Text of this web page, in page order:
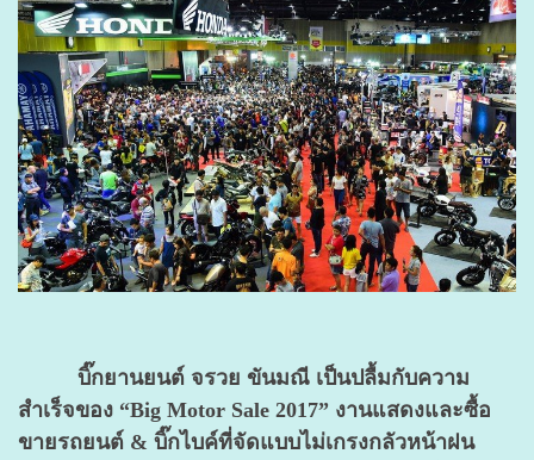
บิ๊กยานยนต์ จรวย ขันมณี เป็นปลื้มกับความ
สำเร็จของ “Big Motor Sale 2017” งานแสดงและซื้อ
ขายรถยนต์ & บิ๊กไบค์ที่จัดแบบไม่เกรงกลัวหน้าฝน